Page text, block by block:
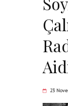
23